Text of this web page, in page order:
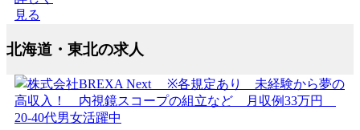
見る
北海道・東北の求人